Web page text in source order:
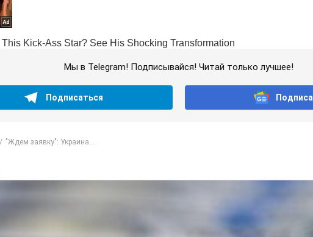
Мы в Telegram! Подписывайся! Читай только лучшее!
Подписаться
"Ждем заявку": Украина...